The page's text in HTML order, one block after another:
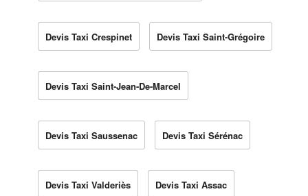
Devis Taxi Crespinet Devis Taxi Saint-Grégoire
Devis Taxi Saint-Jean-De-Marcel
Devis Taxi Saussenac Devis Taxi Sérénac
Devis Taxi Valderiès Devis Taxi Assac